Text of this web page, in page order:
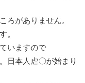
ろがありません。
。
いますので
日本人虐〇が始まり